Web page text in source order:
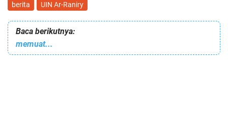
berita UIN Ar-Raniry
Baca berikutnya:
memuat...